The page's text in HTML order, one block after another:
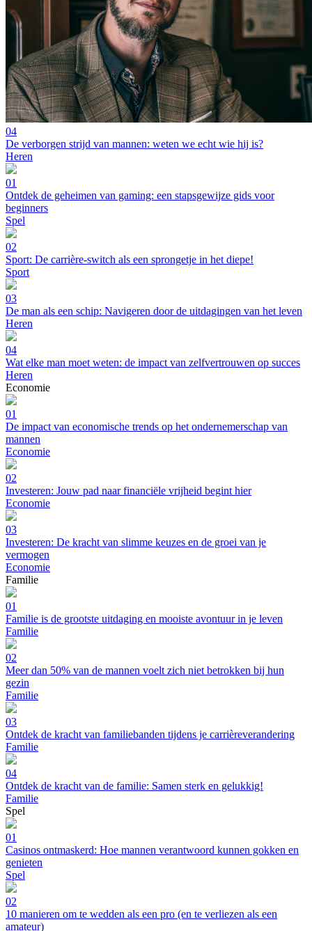
04
De verborgen strijd van mannen: weten we echt wie hij is?
Heren
01
Ontdek de geheimen van gaming: een stapsgewijze gids voor
beginners
Spel
02
Sport: De carrière-switch als een sprongetje in het diepe!
Sport
03
De man als een schip: Navigeren door de uitdagingen van het leven
Heren
04
Wat elke man moet weten: de impact van zelfvertrouwen op succes
Heren
Economie
01
De impact van economische trends op het ondernemerschap van
mannen
Economie
02
Investeren: Jouw pad naar financiële vrijheid begint hier
Economie
03
Investeren: De kracht van slimme keuzes en de groei van je
vermogen
Economie
Familie
01
Familie is de grootste uitdaging en mooiste avontuur in je leven
Familie
02
Meer dan 50% van de mannen voelt zich niet betrokken bij hun
gezin
Familie
03
Ontdek de kracht van familiebanden tijdens je carrièreverandering
Familie
04
Ontdek de kracht van de familie: Samen sterk en gelukkig!
Familie
Spel
01
Casinos ontmaskerd: Hoe mannen verantwoord kunnen gokken en
genieten
Spel
02
10 manieren om te wedden als een pro (en te verliezen als een
amateur)